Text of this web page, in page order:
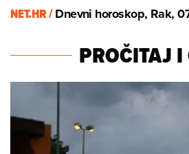
NET.HR /Dnevni horoskop, Rak,
PROČITAJ